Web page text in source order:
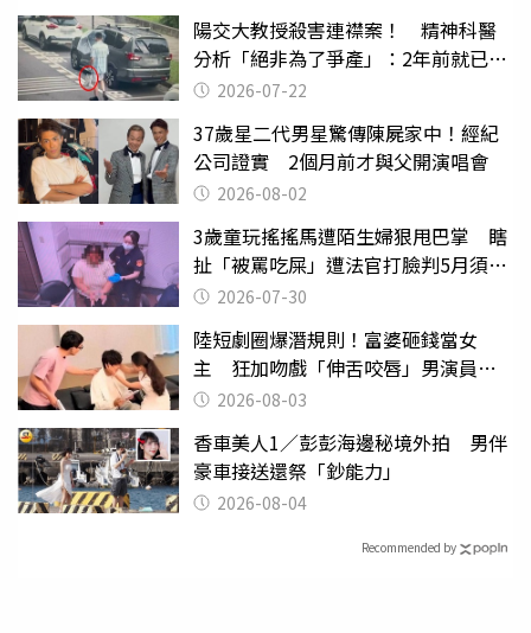
陽交大教授殺害連襟案！ 精神科醫
分析「絕非為了爭產」：2年前就已言
行詭異
2026-07-22
37歲星二代男星驚傳陳屍家中！經紀
公司證實 2個月前才與父開演唱會
2026-08-02
3歲童玩搖搖馬遭陌生婦狠甩巴掌 瞎
扯「被罵吃屎」遭法官打臉判5月須入
監 2026-07-30
陸短劇圈爆潛規則！富婆砸錢當女
主 狂加吻戲「伸舌咬唇」男演員崩
潰 2026-08-03
香車美人1／彭彭海邊秘境外拍 男伴
豪車接送還祭「鈔能力」
2026-08-04
Recommended by